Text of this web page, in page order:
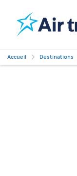
Accueil Destinations